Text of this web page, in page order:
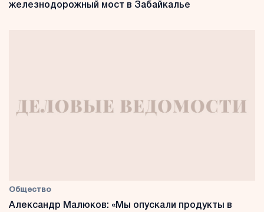
железнодорожный мост в Забайкалье
Общество
Александр Малюков: «Мы опускали продукты в